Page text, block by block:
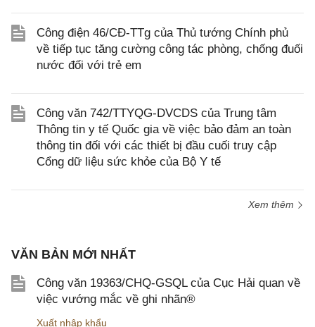
Công điện 46/CĐ-TTg của Thủ tướng Chính phủ
về tiếp tục tăng cường công tác phòng, chống đuối
nước đối với trẻ em
Công văn 742/TTYQG-DVCDS của Trung tâm
Thông tin y tế Quốc gia về việc bảo đảm an toàn
thông tin đối với các thiết bị đầu cuối truy cập
Cổng dữ liệu sức khỏe của Bộ Y tế
Xem thêm
VĂN BẢN MỚI NHẤT
Công văn 19363/CHQ-GSQL của Cục Hải quan về
việc vướng mắc về ghi nhãn®
Xuất nhập khẩu